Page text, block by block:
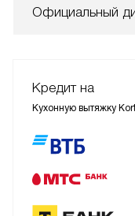
Официальный
Кредит на
Кухонную вытяжку